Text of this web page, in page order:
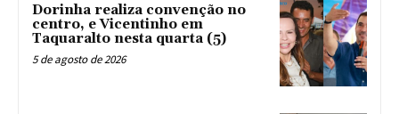
Dorinha realiza convenção no
centro, e Vicentinho em
Taquaralto nesta quarta (5)
5 de agosto de 2026